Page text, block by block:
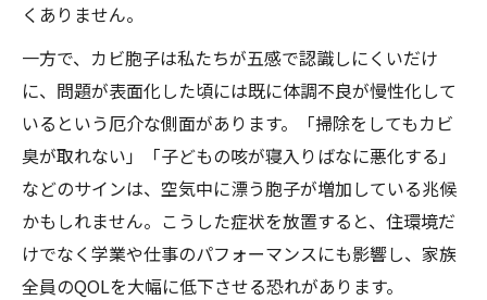
くありません。
一方で、カビ胞子は私たちが五感で認識しにくいだけ
に、問題が表面化した頃には既に体調不良が慢性化して
いるという厄介な側面があります。「掃除をしてもカビ
臭が取れない」「子どもの咳が寝入りばなに悪化する」
などのサインは、空気中に漂う胞子が増加している兆候
かもしれません。こうした症状を放置すると、住環境だ
けでなく学業や仕事のパフォーマンスにも影響し、家族
全員のQOLを大幅に低下させる恐れがあります。